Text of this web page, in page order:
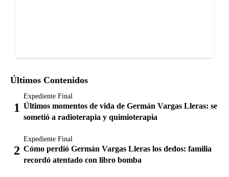
Últimos Contenidos
Expediente Final
Últimos momentos de vida de Germán Vargas Lleras: se
sometió a radioterapia y quimioterapia
Expediente Final
Cómo perdió Germán Vargas Lleras los dedos: familia
recordó atentado con libro bomba